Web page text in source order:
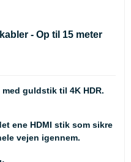
- Op til 15 meter
guldstik til 4K HDR.
ene HDMI stik som sikre
vejen igennem.